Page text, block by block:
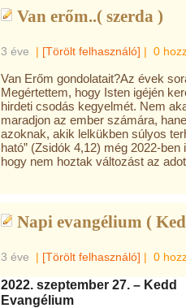
Van erőm..( szerda )
3 éve | [Törölt felhasználó] | 0
Van Erőm gondolatait?Az évek
Megértettem, hogy Isten igéjén
hirdeti csodás kegyelmét. Nem
maradjon az ember számára,
azoknak, akik lelkükben súlyos
ható” (Zsidók 4,12) még 2022-
hogy nem hoztak változást az
Napi evangélium (
3 éve | [Törölt felhasználó] | 0
2022. szeptember 27. – Kedd
Evangélium